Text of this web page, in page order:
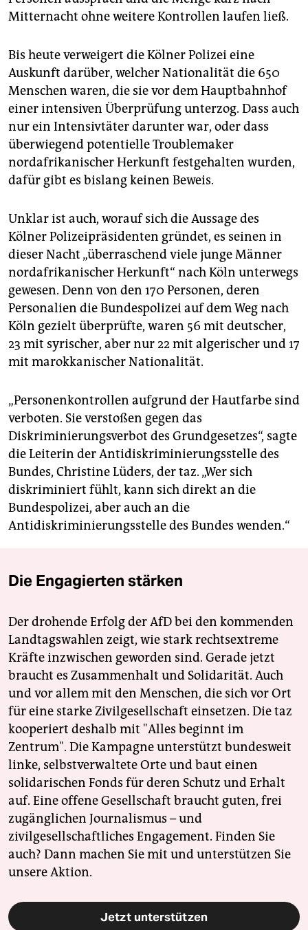
Mitternacht ohne weitere Kontrollen laufen ließ.
Bis heute verweigert die Kölner Polizei eine
Auskunft darüber, welcher Nationalität die 650
Menschen waren, die sie vor dem Hauptbahnhof
einer intensiven Überprüfung unterzog. Dass auch
nur ein Intensivtäter darunter war, oder dass
überwiegend potentielle Troublemaker
nordafrikanischer Herkunft festgehalten wurden,
dafür gibt es bislang keinen Beweis.
Unklar ist auch, worauf sich die Aussage des
Kölner Polizeipräsidenten gründet, es seinen in
dieser Nacht „überraschend viele junge Männer
nordafrikanischer Herkunft“ nach Köln unterwegs
gewesen. Denn von den 170 Personen, deren
Personalien die Bundespolizei auf dem Weg nach
Köln gezielt überprüfte, waren 56 mit deutscher,
23 mit syrischer, aber nur 22 mit algerischer und 17
mit marokkanischer Nationalität.
„Personenkontrollen aufgrund der Hautfarbe sind
verboten. Sie verstoßen gegen das
Diskriminierungsverbot des Grundgesetzes“, sagte
die Leiterin der Antidiskriminierungsstelle des
Bundes, Christine Lüders, der taz. „Wer sich
diskriminiert fühlt, kann sich direkt an die
Bundespolizei, aber auch an die
Antidiskriminierungsstelle des Bundes wenden.“
Die Engagierten stärken
Der drohende Erfolg der AfD bei den kommenden
Landtagswahlen zeigt, wie stark rechtsextreme
Kräfte inzwischen geworden sind. Gerade jetzt
braucht es Zusammenhalt und Solidarität. Auch
und vor allem mit den Menschen, die sich vor Ort
für eine starke Zivilgesellschaft einsetzen. Die taz
kooperiert deshalb mit "Alles beginnt im
Zentrum". Die Kampagne unterstützt bundesweit
linke, selbstverwaltete Orte und baut einen
solidarischen Fonds für deren Schutz und Erhalt
auf. Eine offene Gesellschaft braucht guten, frei
zugänglichen Journalismus – und
zivilgesellschaftliches Engagement. Finden Sie
auch? Dann machen Sie mit und unterstützen Sie
unsere Aktion.
Jetzt unterstützen